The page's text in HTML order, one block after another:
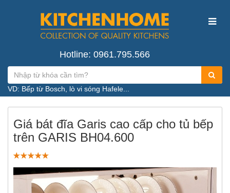
Hotline: 0961.795.566
VD: Bếp từ Bosch, lò vi sóng Hafele...
Giá bát đĩa Garis cao cấp cho tủ bếp
trên GARIS BH04.600